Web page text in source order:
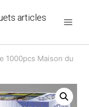
articles
1000pcs Maison du